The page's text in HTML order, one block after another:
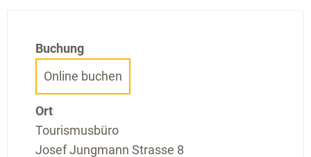
Buchung
Online buchen
Ort
Tourismusbüro
Josef Jungmann Strasse 8